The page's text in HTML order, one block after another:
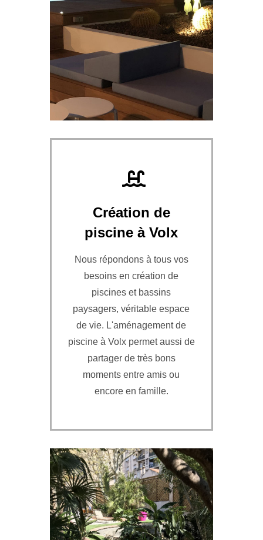
Création de
piscine à Volx
Nous répondons à tous vos
besoins en création de
piscines et bassins
paysagers, véritable espace
de vie. L'aménagement de
piscine à Volx permet aussi de
partager de très bons
moments entre amis ou
encore en famille.